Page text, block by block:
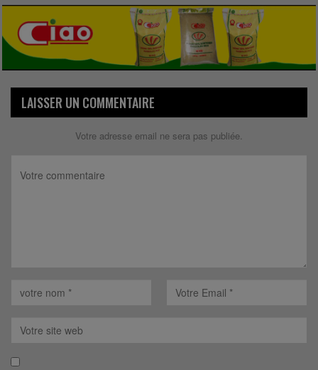
LAISSER UN COMMENTAIRE
Votre adresse email ne sera pas publiée.